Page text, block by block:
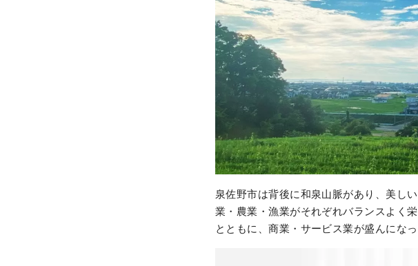
泉佐野市は背後に和泉山脈があり、美し
業・農業・漁業がそれぞれバランスよく
とともに、商業・サービス業が盛んになっ